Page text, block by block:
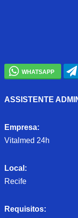
ASSISTENTE
Empresa:
Vitalmed 24h
Local:
Recife
Requisitos: